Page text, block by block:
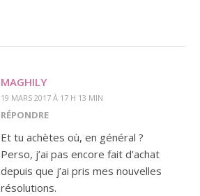
MAGHILY
19 MARS 2017 À 17 H 13 MIN
RÉPONDRE
Et tu achètes où, en général ?
Perso, j’ai pas encore fait d’achat
depuis que j’ai pris mes nouvelles
résolutions.